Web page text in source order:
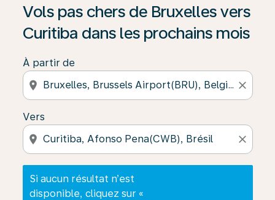
Vols pas chers de Bruxelles vers
Curitiba dans les prochains mois
À partir de
location_on close
Vers
location_on close
Si aucun résultat n’est
disponible, cliquez sur «
Si aucun résultat n’est disponible, cliquez sur «